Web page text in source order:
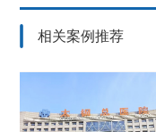
相关案例推荐